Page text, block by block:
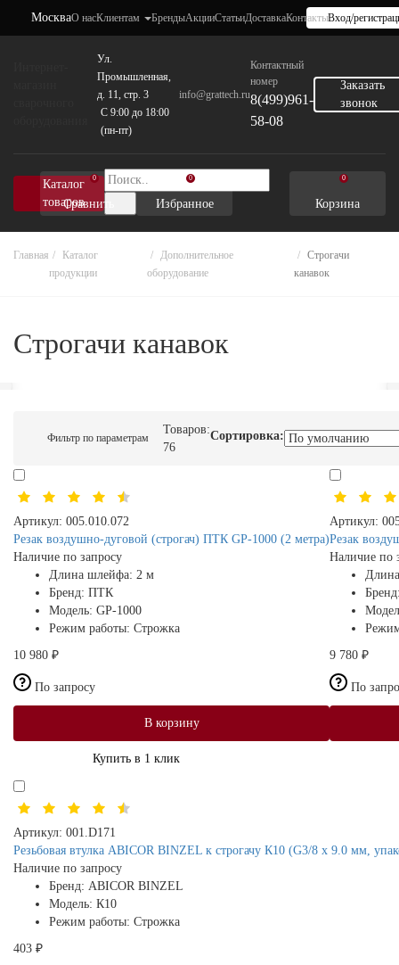
МоскваО насКлиентам БрендыАкцииСтатьиДоставкаКонтактыВход/
Ул.
Промышленная,
д. 11, стр. 3
C 9:00 до 18:00
(пн-пт)
info@grattech.ru
Контактный
номер
8(499)961-
58-08
Заказать
звонок
Каталог
товаров
0
Сравнить
0
Избранное
0
Корзина
Главная
Каталог
продукции
Дополнительное
оборудование
Строгачи
канавок
Строгачи канавок
Фильтр по параметрам
Товаров:
76
Сортировка:
Артикул: 005.010.072
Резак воздушно-дуговой (строгач) ПТК GP-1000 (2 метра)
Наличие по запросу
Длина шлейфа: 2 м
Бренд: ПТК
Модель: GP-1000
Режим работы: Строжка
10 980 ₽
По запросу
В корзину
Купить в 1 клик
Артикул:
Резак
Наличие по
9 780 ₽
По
Артикул: 001.D171
Резьбовая втулка ABICOR BINZEL к строгачу К10 (G3/8 х 9.0 мм,
Наличие по запросу
Бренд: ABICOR BINZEL
Модель: К10
Режим работы: Строжка
403 ₽